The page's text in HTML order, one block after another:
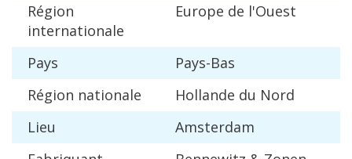
Région
internationale
Europe de l'Ouest
Pays Pays-Bas
Région nationale Hollande du Nord
Lieu
Amsterdam